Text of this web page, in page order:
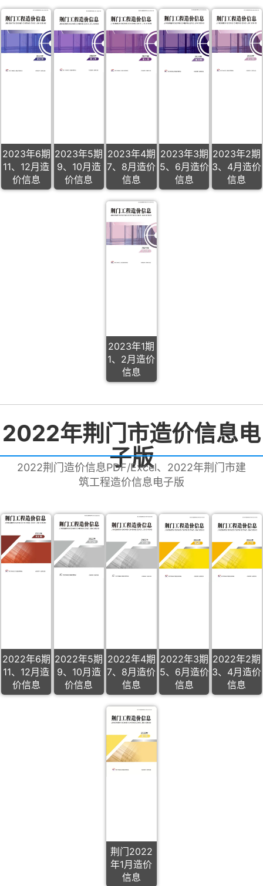
2023年6期
11、12月造
价信息
2023年5期
9、10月造
价信息
2023年4期
7、8月造价
信息
2023年3期
5、6月造价
信息
2023年2期
3、4月造价
信息
2023年1期
1、2月造价
信息
2022年荆门市造价信息电
子版
2022荆门造价信息PDF/Excel、2022年荆门市建
筑工程造价信息电子版
2022年6期
11、12月造
价信息
2022年5期
9、10月造
价信息
2022年4期
7、8月造价
信息
2022年3期
5、6月造价
信息
2022年2期
3、4月造价
信息
荆门2022
年1月造价
信息